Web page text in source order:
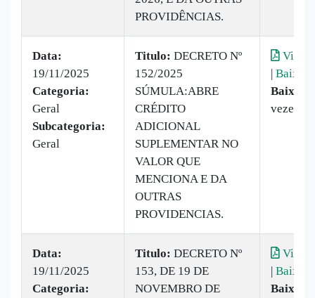
PROVIDÊNCIAS.
Data:
19/11/2025
Categoria:
Geral
Subcategoria:
Geral
Titulo: DECRETO Nº
152/2025
SÚMULA:ABRE
CRÉDITO
ADICIONAL
SUPLEMENTAR NO
VALOR QUE
MENCIONA E DA
OUTRAS
PROVIDENCIAS.
| Baixar
vezes
Data:
19/11/2025
Categoria:
Titulo: DECRETO Nº
153, DE 19 DE
NOVEMBRO DE
| Baixar